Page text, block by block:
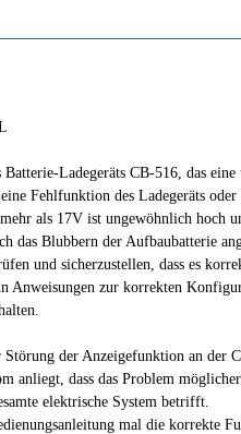
Ladegeräts CB-516, das
Fehlfunktion des Ladegeräts
als 17V ist ungewöhnlich hoch
das Blubbern der Aufbaubatterie
und sicherzustellen, dass es
Anweisungen zur korrekten
der Anzeigefunktion an der
anliegt, dass das Problem
elektrische System betrifft.
mal die korrekte